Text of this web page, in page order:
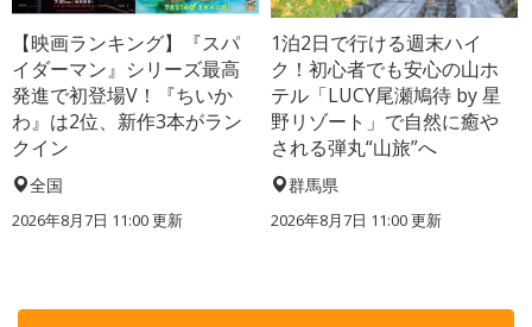
【映画ランキング】『スパ
イダーマン』シリーズ最高
発進で初登場V！『ちいか
わ』は2位、新作3本がラン
クイン
全国
2026年8月7日 11:00更新
1泊2日で行ける週末ハイ
ク！初心者でも安心の山ホ
テル「LUCY尾瀬鳩待 by 星
野リゾート」で自然に癒や
される弾丸“山旅”へ
群馬県
2026年8月7日 11:00更新